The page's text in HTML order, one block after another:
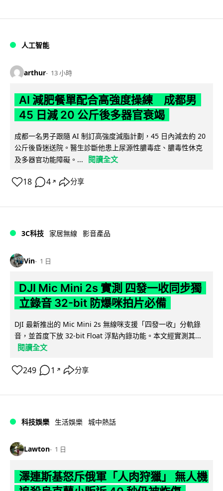
人工智能
arthur 13 小時
AI 減肥餐單配合高強度操練 成都男
45 日減 20 公斤後多器官衰竭
成都一名男子跟隨 AI 制訂高強度減脂計劃，45 日內減去約 20
公斤後昏迷送院。醫生診斷他患上尿源性膿毒症、膿毒性休克
及多器官功能障礙。...
閱讀全文
18 4 ↗ 分享
3C科技 家居無線 影音產品
Vin 1 日
DJI Mic Mini 2s 實測 四發一收同步獨
立錄音 32-bit 防爆咪拍片必備
DJI 最新推出的 Mic Mini 2s 無線咪支援「四發一收」分軌錄
音，並首度下放 32-bit Float 浮點內錄功能。本文經實測其...
閱讀全文
249 1 ↗ 分享
科技娛樂 生活娛樂 城中熱話
Lawton 1 日
澤連斯基怒斥俄軍「人肉狩獵」 無人機